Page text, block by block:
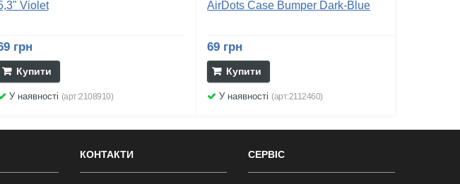
Violet
грн
Купити
У наявності (арт:2108910)
AirDots Case Bumper Dark-Blue
69 грн
Купити
У наявності(арт:2112460)
КОНТАКТИ СЕРВІС